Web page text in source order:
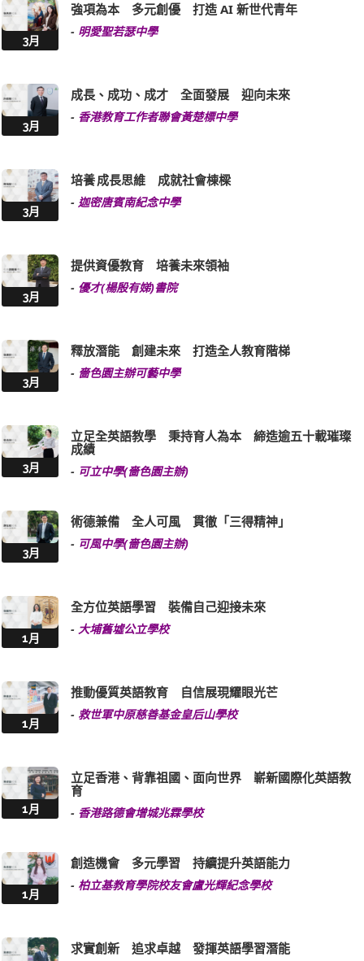
3月
強項為本 多元創優 打造 AI 新世代青年
- 明愛聖若瑟中學
3月
成長、成功、成才 全面發展 迎向未來
- 香港教育工作者聯會黃楚標中學
3月
培養 成長思維 成就社會棟樑
- 迦密唐賓南紀念中學
3月
提供資優教育 培養未來領袖
- 優才(楊殷有娣)書院
3月
釋放潛能 創建未來 打造全人教育階梯
- 嗇色園主辦可藝中學
3月
立足全英語教學 秉持育人為本 締造逾五十載璀璨
成績
- 可立中學(嗇色園主辦)
3月
術德兼備 全人可風 貫徹「三得精神」
- 可風中學(嗇色園主辦)
1月
全方位英語學習 裝備自己迎接未來
- 大埔舊墟公立學校
1月
推動優質英語教育 自信展現耀眼光芒
- 救世軍中原慈善基金皇后山學校
1月
立足香港、背靠祖國、面向世界 嶄新國際化英語教
育
- 香港路德會增城兆霖學校
1月
創造機會 多元學習 持續提升英語能力
- 柏立基教育學院校友會盧光輝紀念學校
求實創新 追求卓越 發揮英語學習潛能